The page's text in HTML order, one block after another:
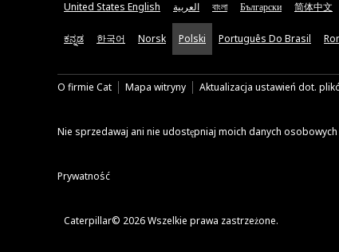
United States English العربية বাংলা Български 简体中文
ಕನ್ನಡ 한국어 Norsk Polski Português Do Brasil
O firmie Cat Mapa witryny Aktualizacja ustawień dot.
Nie sprzedawaj ani nie udostępniaj moich danych osobowych
Prywatność
Caterpillar© 2026 Wszelkie prawa zastrzeżone.